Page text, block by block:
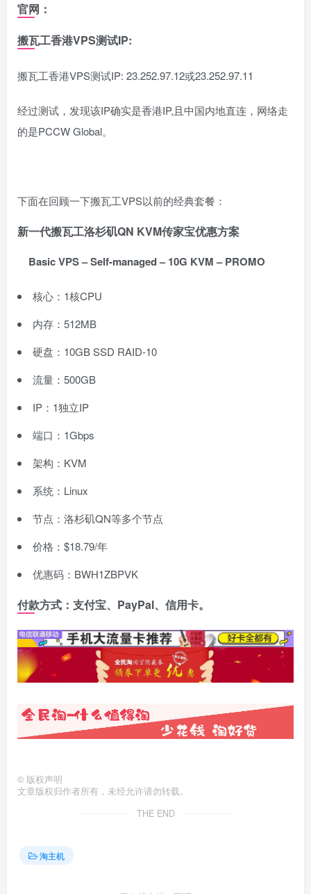
官网：
搬瓦工香港VPS测试IP:
搬瓦工香港VPS测试IP: 23.252.97.12或23.252.97.11
经过测试，发现该IP确实是香港IP,且中国内地直连，网络走
的是PCCW Global。
下面在回顾一下搬瓦工VPS以前的经典套餐：
新一代搬瓦工洛杉矶QN KVM传家宝优惠方案
Basic VPS – Self-managed – 10G KVM – PROMO
核心：1核CPU
内存：512MB
硬盘：10GB SSD RAID-10
流量：500GB
IP：1独立IP
端口：1Gbps
架构：KVM
系统：Linux
节点：洛杉矶QN等多个节点
价格：$18.79/年
优惠码：BWH1ZBPVK
付款方式：支付宝、PayPal、信用卡。
© 版权声明
文章版权归作者所有，未经允许请勿转载。
THE END
淘主机